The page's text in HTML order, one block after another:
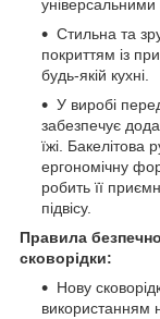
універсальними
Стильна та
покриттям із
будь-якій кухні.
У виробі
забезпечує
їжі. Бакелітова
ергономічну
робить її
підвісу.
Правила
сковорідки:
Нову
використанням